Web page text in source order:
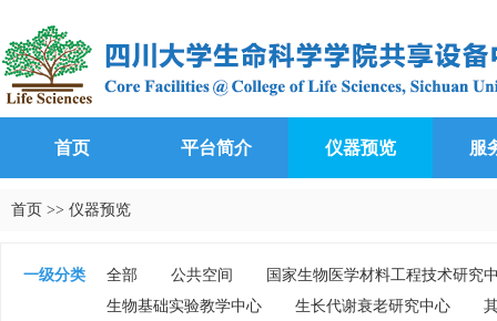
首页 平台简介 仪器预览 服
首页 >> 仪器预览
一级分类 全部 公共空间
国家生物医学材料工程技术研究
生物基础实验教学中心
生长代谢衰老研究中心